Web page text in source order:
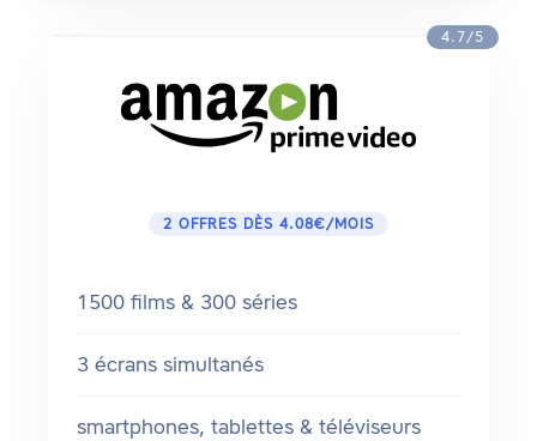
4.7/5
2 OFFRES DÈS 4.08€/MOIS
1500 films & 300 séries
3 écrans simultanés
smartphones, tablettes & téléviseurs